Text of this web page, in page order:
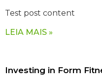
Test post content
LEIA MAIS »
Investing in Form